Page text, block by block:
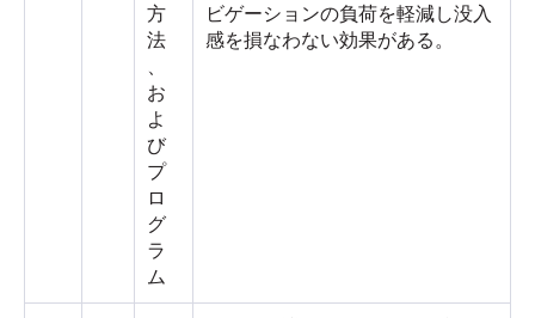
方
法
、
お
よ
び
プ
ロ
グ
ラ
ム
ビゲーションの負荷を軽減し没入
感を損なわない効果がある。